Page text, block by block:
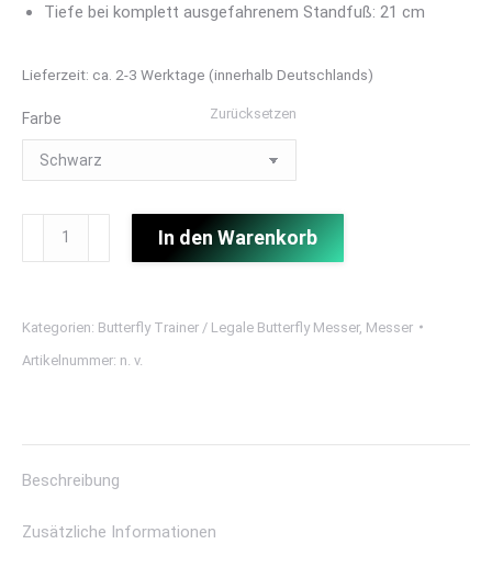
Tiefe bei komplett ausgefahrenem Standfuß: 21 cm
Lieferzeit: ca. 2-3 Werktage (innerhalb Deutschlands)
Farbe Zurücksetzen
Messerständer
In den Warenkorb
Kategorien: Butterfly Trainer / Legale Butterfly Messer, Messer
Artikelnummer: n. v.
Beschreibung
Zusätzliche Informationen